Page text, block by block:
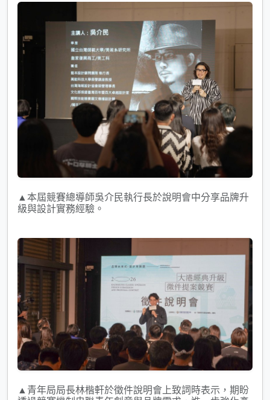
▲本屆競賽總導師吳介民執行長於說明會中分享品牌升
級與設計實務經驗。
▲青年局局長林楷軒於徵件說明會上致詞時表示，期盼